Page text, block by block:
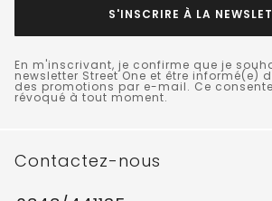
S'INSCRIRE À LA
En m'inscrivant, je confirme que je
newsletter Street One et être informé(e)
des promotions par e-mail. Ce
révoqué à tout moment.
Contactez-nous